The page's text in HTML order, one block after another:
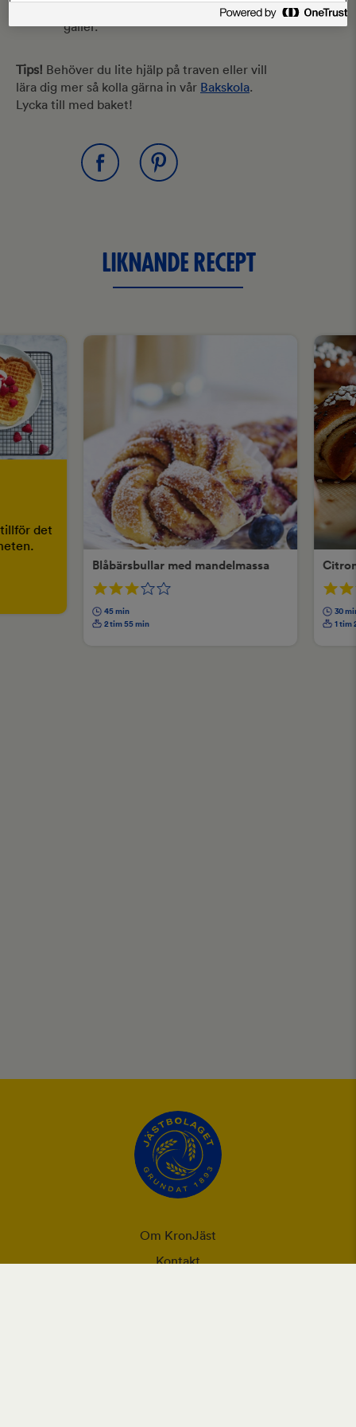
minuter, låt de sedan svalna på ett
galler.
Tips! Behöver du lite hjälp på traven eller vill
lära dig mer så kolla gärna in vår Bakskola.
Lycka till med baket!
LIKNANDE RECEPT
det
Blåbärsbullar med mandelmassa
45 min
2 tim 55 min
30
1 tim
Om KronJäst
Kontakt